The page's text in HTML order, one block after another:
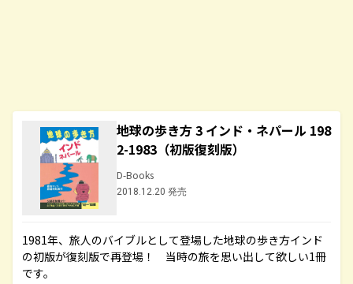
地球の歩き方 3 インド・ネパール 198
2-1983（初版復刻版）
D-Books
2018.12.20 発売
1981年、旅人のバイブルとして登場した地球の歩き方インド
の初版が復刻版で再登場！ 当時の旅を思い出して欲しい1冊
です。